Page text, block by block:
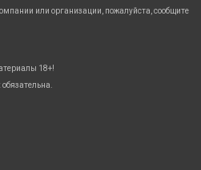
или организации, пожалуйста, сообщите
18+!